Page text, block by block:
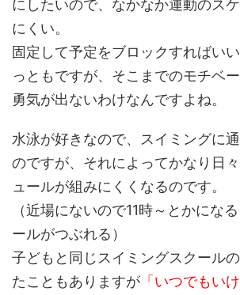
にしたいので、なかなか運動のス
にくい。
固定して予定をブロックすればい
っともですが、そこまでのモチベ
勇気が出ないわけなんですよね。
水泳が好きなので、スイミングに
のですが、それによってかなり日
ュールが組みにくくなるのです。
（近場にないので11時～とかにな
ールがつぶれる）
子どもと同じスイミングスクール
たこともありますが 「いつでもい